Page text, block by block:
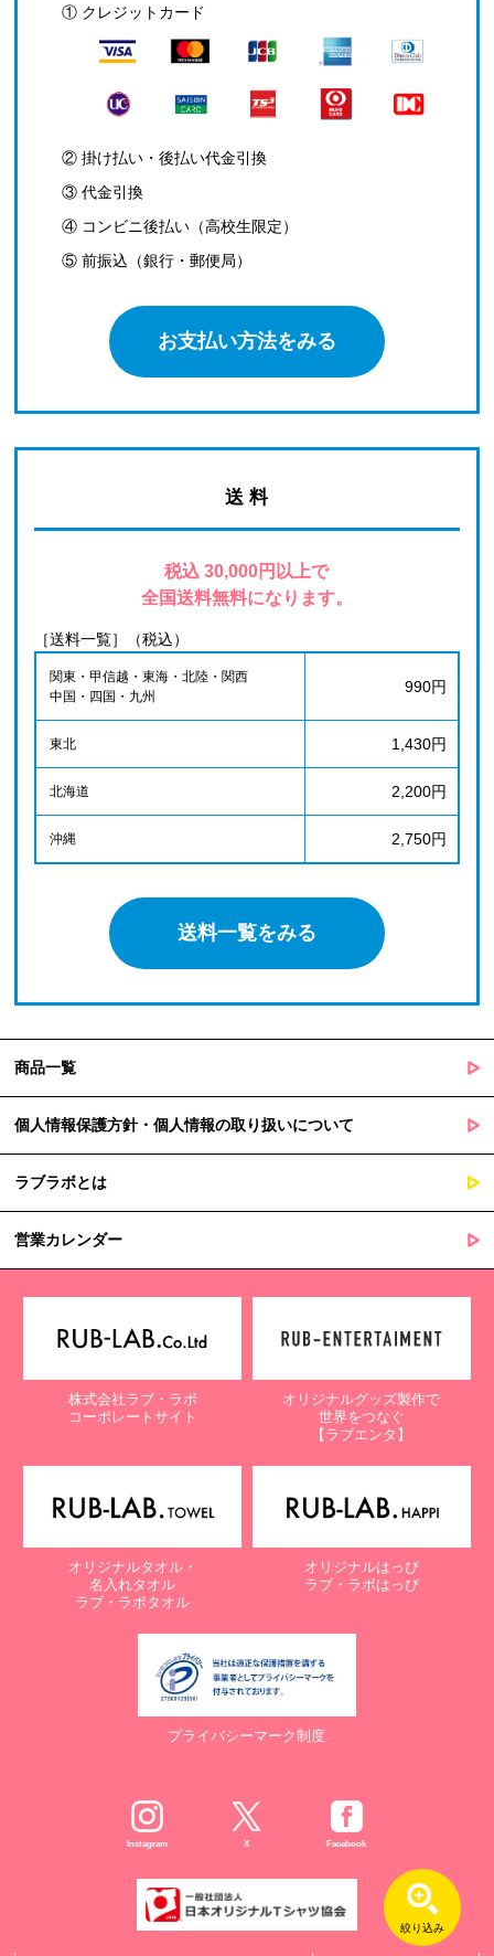
① クレジットカード
② 掛け払い・後払い代金引換
③ 代金引換
④ コンビニ後払い（高校生限定）
⑤ 前振込（銀行・郵便局）
お支払い方法をみる
送 料
税込 30,000円以上で
全国送料無料になります。
［送料一覧］（税込）
関東・甲信越・東海・北陸・関西
中国・四国・九州
990円
東北 1,430円
北海道 2,200円
沖縄 2,750円
送料一覧をみる
絞り込み
商品一覧
個人情報保護方針・個人情報の取り扱いについて
ラブラボとは
営業カレンダー
株式会社ラブ・ラボ
コーポレートサイト
オリジナルグッズ製作で
世界をつなぐ
【ラブエンタ】
オリジナルタオル・
名入れタオル
ラブ・ラボタオル
オリジナルはっぴ
ラブ・ラボはっぴ
プライバシーマーク制度
Instagram X Facebook